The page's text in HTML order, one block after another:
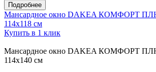
Подробнее
Мансардное окно DAKEA КОМФОРТ
114х118 см
Купить в 1 клик
Мансардное окно DAKEA КОМФОРТ
114х140 см